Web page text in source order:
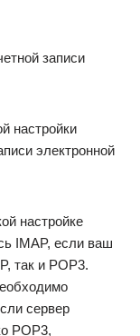
записи
настройки
электронной
настройке
IMAP, если ваш
так и POP3.
сервер
POP3,